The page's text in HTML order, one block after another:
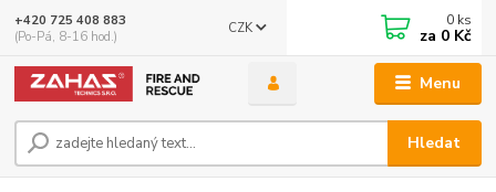
Menu
CZK
Hledat
+420 725 408 883
(Po-Pá, 8-16 hod.)
0 ks
za 0 Kč